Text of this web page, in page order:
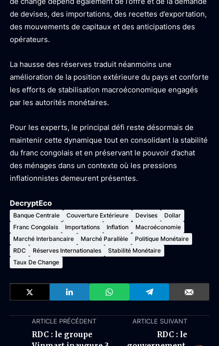
de devises, des importations, des recettes d’exportation,
des mouvements de capitaux et des anticipations des
opérateurs.
La hausse des réserves traduit néanmoins une
amélioration de la position extérieure du pays et conforte
les efforts de stabilisation macroéconomique engagés
par les autorités monétaires.
Pour les experts, le principal défi reste désormais de
maintenir cette dynamique tout en consolidant la stabilité
du franc congolais et en préservant le pouvoir d’achat
des ménages dans un contexte où les pressions
inflationnistes demeurent présentes.
DecryptEco
Banque Centrale Couverture Extérieure Devises
Dollar
Franc Congolais
Importations Inflation
Macroéconomie
Marché Interbancaire
Marché Parallèle
Politique Monétaire
RDC
Réserves Internationales
Stabilité Monétaire
Taux De Change
ARTICLE PRÉCÉDENT
RDC : le groupe
ARTICLE SUIVANT
RDC : le